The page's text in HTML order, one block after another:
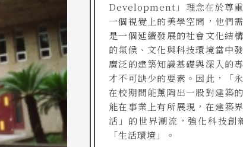
Development」理念在於尊重
一個視覺上的美學空間，他們
是一個延續發展的社會文化結
的氣候、文化與科技環境當中
廣泛的建築知識基礎與深入的
才不可缺少的要素。因此，「
在校期間能薰陶出一股對建築
能在事業上有所展現，在建築
活」的世界潮流，強化科技創
「生活環境」。